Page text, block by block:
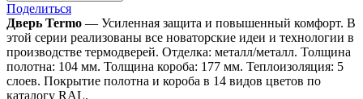
Поделиться
Дверь Termo — Усиленная защита и повышенный комфорт. В
этой серии реализованы все новаторские идеи и технологии в
производстве термодверей. Отделка: металл/металл. Толщина
полотна: 104 мм. Толщина короба: 177 мм. Теплоизоляция: 5
слоев. Покрытие полотна и короба в 14 видов цветов по
каталогу RAL.